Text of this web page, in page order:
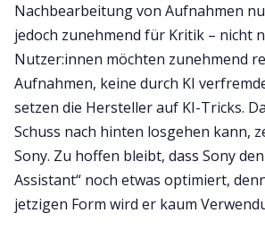
Nachbearbeitung von Aufnahmen
jedoch zunehmend für Kritik – nicht
Nutzer:innen möchten zunehmend
Aufnahmen, keine durch KI
setzen die Hersteller auf KI-Tricks.
Schuss nach hinten losgehen kann,
Sony. Zu hoffen bleibt, dass Sony
Assistant“ noch etwas optimiert,
jetzigen Form wird er kaum